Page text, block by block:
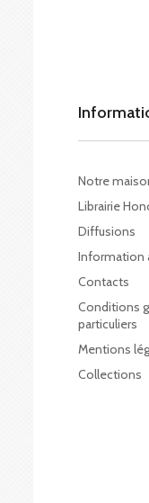
Notre
Librairie
Diffusions
Information
Contacts
Conditions
particuliers
Mentions
Collections